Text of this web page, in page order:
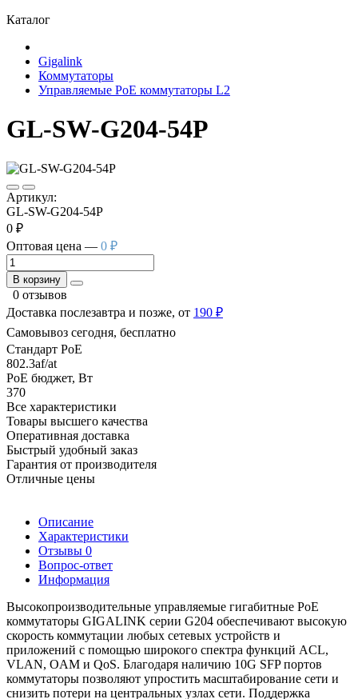
Каталог
Gigalink
Коммутаторы
Управляемые PoE коммутаторы L2
GL-SW-G204-54P
Артикул:
GL-SW-G204-54P
0 ₽
Оптовая цена — 0 ₽
В корзину
0 отзывов
Доставка послезавтра и позже, от 190 ₽
Самовывоз сегодня, бесплатно
Cтандарт PoE
802.3af/at
PoE бюджет, Вт
370
Все характеристики
Товары высшего качества
Оперативная доставка
Быстрый удобный заказ
Гарантия от производителя
Отличные цены
Описание
Характеристики
Отзывы 0
Вопрос-ответ
Информация
Высокопроизводительные управляемые гигабитные PoE
коммутаторы GIGALINK серии G204 обеспечивают высокую
скорость коммутации любых сетевых устройств и
приложений с помощью широкого спектра функций ACL,
VLAN, OAM и QoS. Благодаря наличию 10G SFP портов
коммутаторы позволяют упростить масштабирование сети и
снизить потери на центральных узлах сети. Поддержка